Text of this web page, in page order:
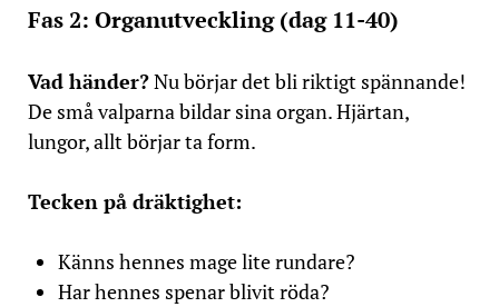
Fas 2: Organutveckling (dag 11-40)
Vad händer?Nu börjar det bli riktigt spännande!
De små valparna bildar sina organ. Hjärtan,
lungor, allt börjar ta form.
Tecken på dräktighet:
Känns hennes mage lite rundare?
Har hennes spenar blivit röda?